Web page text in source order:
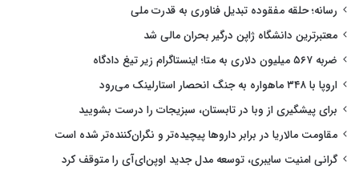
رسانه؛ حلقه مفقوده تبدیل فناوری به قدرت ملی
معتبرترین دانشگاه ژاپن درگیر بحران مالی شد
ضربه ۵۶۷ میلیون دلاری به متا؛ اینستاگرام زیر تیغ دادگاه
اروپا با ۳۴۸ ماهواره به جنگ انحصار استارلینک می‌رود
برای پیشگیری از وبا در تابستان، سبزیجات را درست بشویید
مقاومت مالاریا در برابر داروها پیچیده‌تر و نگران‌کننده‌تر شده است
گرانی امنیت سایبری، توسعه مدل جدید اوپن‌ای‌آی را متوقف کرد